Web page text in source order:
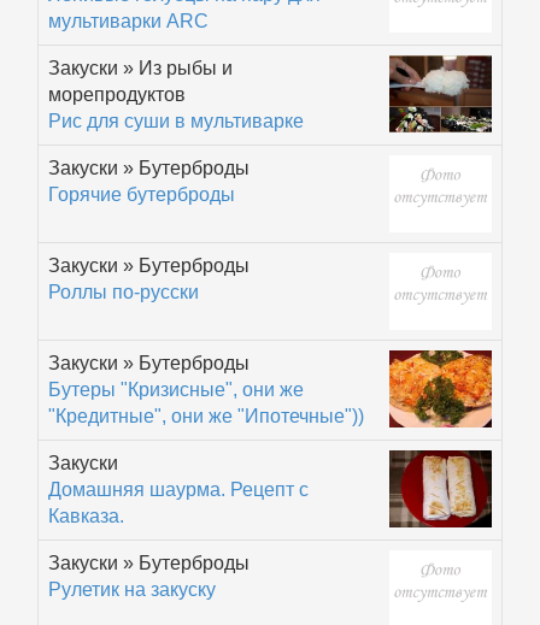
мультиварки АRС
Закуски » Из рыбы и
морепродуктов
Рис для суши в мультиварке
Закуски » Бутерброды
Горячие бутерброды
Закуски » Бутерброды
Роллы по-русски
Закуски » Бутерброды
Бутеры "Кризисные", они же
"Кредитные", они же "Ипотечные"))
Закуски
Домашняя шаурма. Рецепт с
Кавказа.
Закуски » Бутерброды
Рулетик на закуску